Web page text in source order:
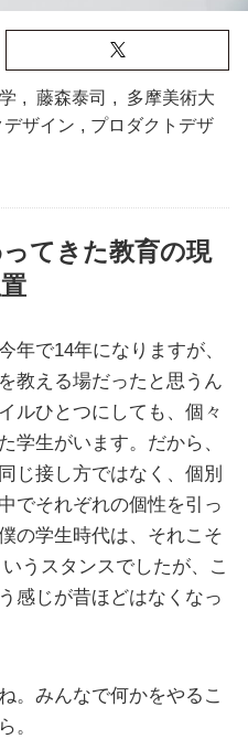
, 藤森泰司 ,
多摩美術大
ザイン , プロダクトデザ
てきた教育の現
年で14年になりますが、
教える場だったと思うん
ルひとつにしても、個々
学生がいます。だから、
じ接し方ではなく、個別
でそれぞれの個性を引っ
の学生時代は、それこそ
うスタンスでしたが、こ
感じが昔ほどはなくなっ
。みんなで何かをやるこ
。